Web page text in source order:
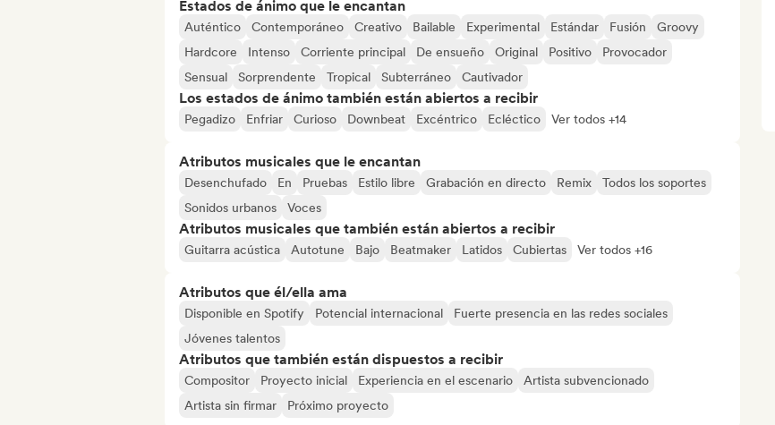
Estados de ánimo que le encantan
Auténtico Contemporáneo Creativo Bailable Experimental Estándar Fusión
Groovy
Hardcore
Intenso Corriente principal De ensueño Original Positivo
Provocador
Sensual
Sorprendente Tropical Subterráneo Cautivador
Los estados de ánimo también están abiertos a recibir
Pegadizo Enfriar Curioso Downbeat Excéntrico Ecléctico Ver todos +14
Atributos musicales que le encantan
Desenchufado En Pruebas Estilo libre Grabación en directo Remix
Todos los soportes
Sonidos urbanos
Voces
Atributos musicales que también están abiertos a recibir
Guitarra acústica Autotune Bajo Beatmaker Latidos Cubiertas Ver todos +16
Atributos que él/ella ama
Disponible en Spotify Potencial internacional
Fuerte presencia en las redes sociales
Jóvenes talentos
Atributos que también están dispuestos a recibir
Compositor Proyecto inicial Experiencia en el escenario
Artista subvencionado
Artista sin firmar
Próximo proyecto